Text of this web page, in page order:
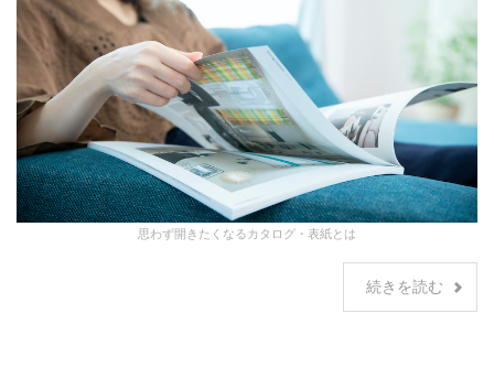
思わず開きたくなるカタログ・表紙とは
続きを読む